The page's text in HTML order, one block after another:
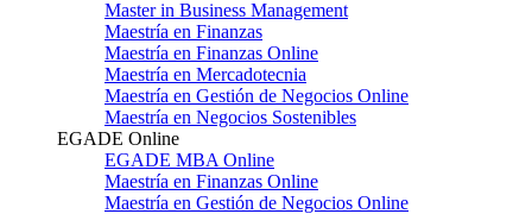
Master in Business Management
Maestría en Finanzas
Maestría en Finanzas Online
Maestría en Mercadotecnia
Maestría en Gestión de Negocios Online
Maestría en Negocios Sostenibles
EGADE Online
EGADE MBA Online
Maestría en Finanzas Online
Maestría en Gestión de Negocios Online